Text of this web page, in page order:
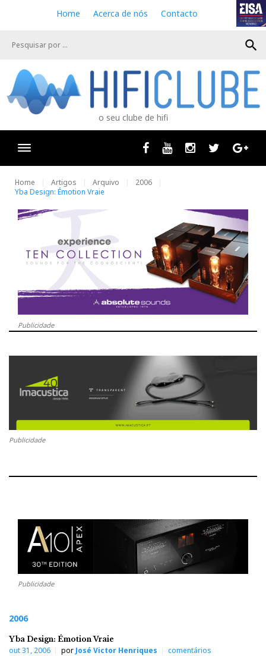
e
Home Acerca de nós Contacto
search
o seu clube de hifi
Facebook
Youtube InstagramTwitter
Home Artigos Arquivo
2006
Yba Design: Émotion Vraie
Publicidade
Publicidade
Publicidade
2006
Yba Design: Émotion Vraie
out 31, 2006 por José Victor Henriques comentários